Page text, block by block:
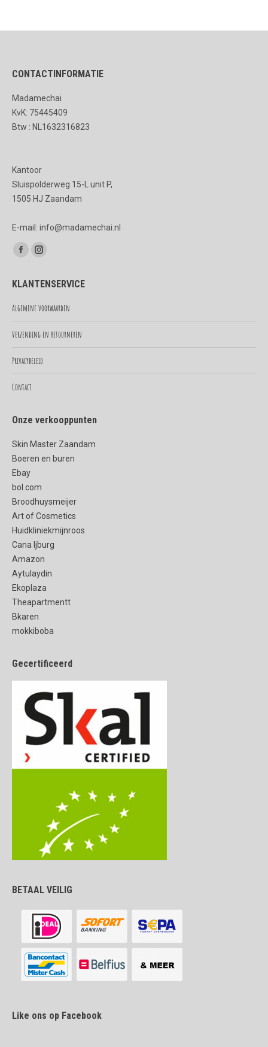
CONTACTINFORMATIE
Madamechai
KvK: 75445409
Btw : NL1632316823
Kantoor
Sluispolderweg 15-L unit P,
1505 HJ Zaandam
E-mail: info@madamechai.nl
Vind ons op:
Facebook
opens
in
window
Instagram
opens
in
window
KLANTENSERVICE
Algemene voorwaarden
Verzending en retourneren
Privacybeleid
Contact
Onze verkooppunten
Skin Master Zaandam
Boeren en buren
Ebay
bol.com
Broodhuysmeijer
Art of Cosmetics
Huidkliniekmijnroos
Cana Ijburg
Amazon
Aytulaydin
Ekoplaza
Theapartmentt
Bkaren
mokkiboba
Gecertificeerd
BETAAL VEILIG
Like ons op Facebook